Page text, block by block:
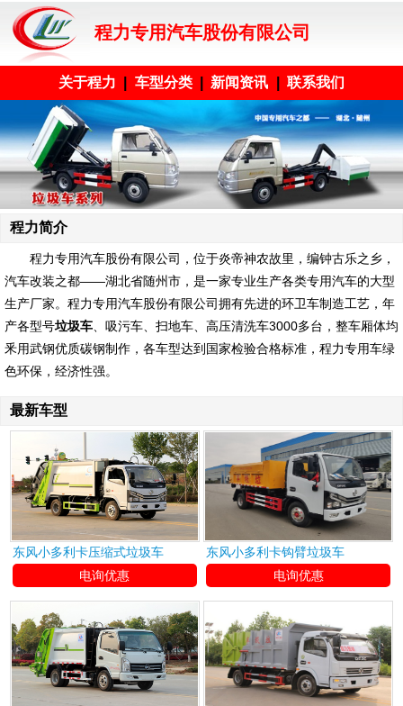
程力专用汽车股份有限公司
关于程力 车型分类 新闻资讯 联系我们
程力简介
程力专用汽车股份有限公司 ，位于炎帝神农故里，编钟古乐之乡，
汽车改装之都——湖北省随州市，是一家专业生产各类专用汽车的大型
生产厂家。程力专用汽车股份有限公司拥有先进的环卫车制造工艺，年
产各型号垃圾车 、吸污车、扫地车、高压清洗车3000多台，整车厢体均
釆用武钢优质碳钢制作，各车型达到国家检验合格标准，程力专用车绿
色环保，经济性强。
最新车型
东风小多利卡压缩式垃圾车
电询优惠
东风小多利卡钩臂垃圾车
电询优惠